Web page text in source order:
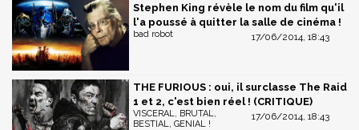
Stephen King révèle le nom du film qu'il
l'a poussé à quitter la salle de cinéma !
17/06/2014, 18:43
bad robot
THE FURIOUS : oui, il surclasse The Raid
1 et 2, c'est bien réel ! (CRITIQUE)
17/06/2014, 18:43
VISCERAL, BRUTAL,
BESTIAL, GENIAL !